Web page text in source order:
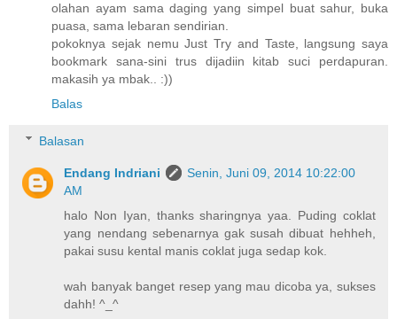
olahan ayam sama daging yang simpel buat sahur, buka
puasa, sama lebaran sendirian.
pokoknya sejak nemu Just Try and Taste, langsung saya
bookmark sana-sini trus dijadiin kitab suci perdapuran.
makasih ya mbak.. :))
Balas
Balasan
Endang Indriani
Senin, Juni 09, 2014 10:22:00
AM
halo Non Iyan, thanks sharingnya yaa. Puding coklat
yang nendang sebenarnya gak susah dibuat hehheh,
pakai susu kental manis coklat juga sedap kok.
wah banyak banget resep yang mau dicoba ya, sukses
dahh! ^_^